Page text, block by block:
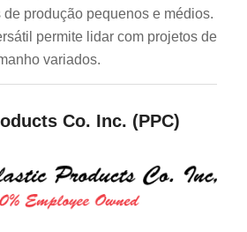
produção pequenos e médios.
permite lidar com projetos de
variados.
Co. Inc. (PPC)